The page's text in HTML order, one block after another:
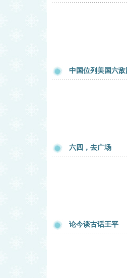
中国位列美国六
六四，去广场
论今谈古话王平